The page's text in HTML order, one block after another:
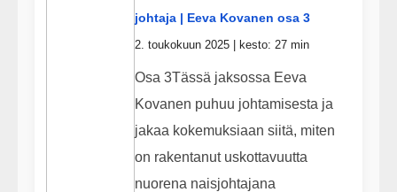
johtaja | Eeva Kovanen osa 3
2. toukokuun 2025 | kesto: 27 min
Osa 3Tässä jaksossa Eeva
Kovanen puhuu johtamisesta ja
jakaa kokemuksiaan siitä, miten
on rakentanut uskottavuutta
nuorena naisjohtajana